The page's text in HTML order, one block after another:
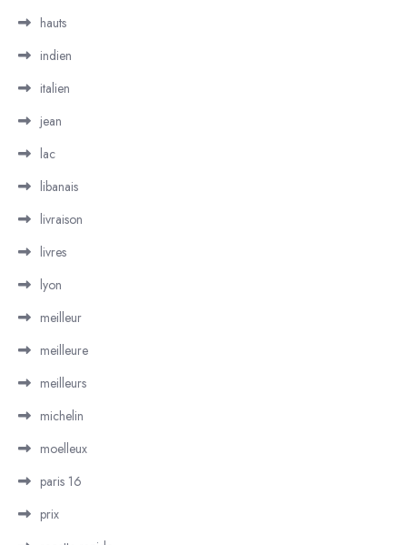
hauts
indien
italien
jean
lac
libanais
livraison
livres
lyon
meilleur
meilleure
meilleurs
michelin
moelleux
paris 16
prix